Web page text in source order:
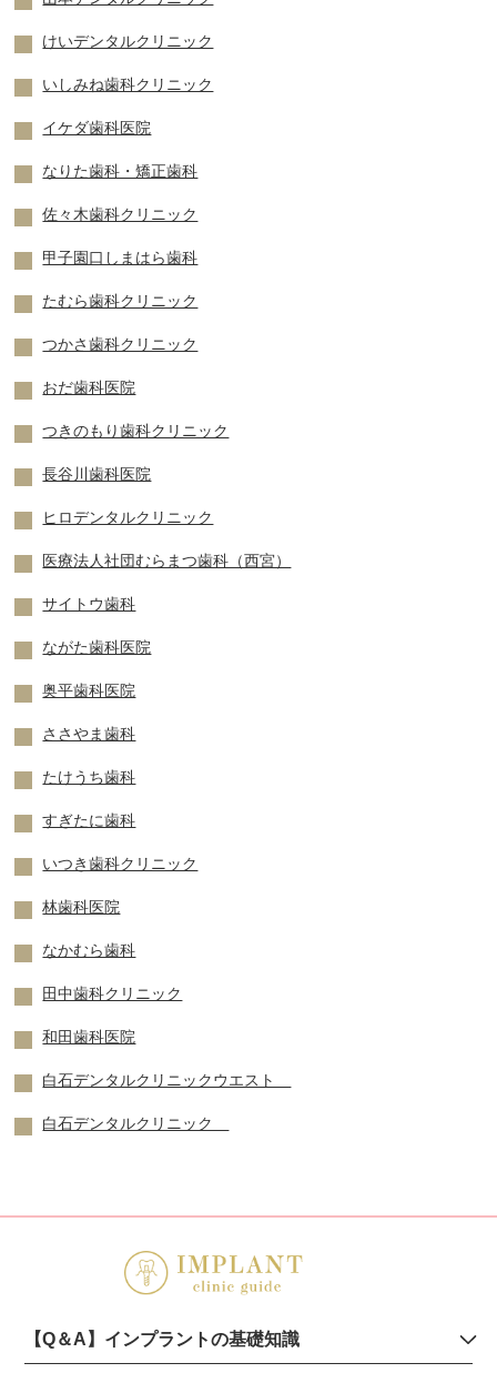
けいデンタルクリニック
いしみね歯科クリニック
イケダ歯科医院
なりた歯科・矯正歯科
佐々木歯科クリニック
甲子園口しまはら歯科
たむら歯科クリニック
つかさ歯科クリニック
おだ歯科医院
つきのもり歯科クリニック
長谷川歯科医院
ヒロデンタルクリニック
医療法人社団むらまつ歯科（西宮）
サイトウ歯科
ながた歯科医院
奥平歯科医院
ささやま歯科
たけうち歯科
すぎたに歯科
いつき歯科クリニック
林歯科医院
なかむら歯科
田中歯科クリニック
和田歯科医院
白石デンタルクリニックウエスト
白石デンタルクリニック
【Q＆A】インプラントの基礎知識